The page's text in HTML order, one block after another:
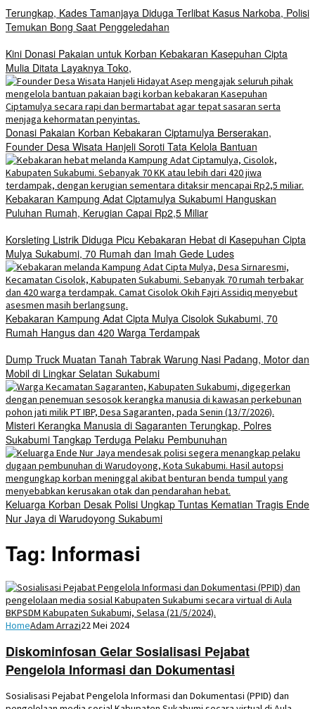
Terungkap, Kades Tamanjaya Diduga Terlibat Kasus Narkoba, Polisi
Temukan Bong Saat Penggeledahan
Kini Donasi Pakaian untuk Korban Kebakaran Kasepuhan Cipta
Mulia Ditata Layaknya Toko,
Donasi Pakaian Korban Kebakaran Ciptamulya Berserakan,
Founder Desa Wisata Hanjeli Soroti Tata Kelola Bantuan
Kebakaran Kampung Adat Ciptamulya Sukabumi Hanguskan
Puluhan Rumah, Kerugian Capai Rp2,5 Miliar
Korsleting Listrik Diduga Picu Kebakaran Hebat di Kasepuhan Cipta
Mulya Sukabumi, 70 Rumah dan Imah Gede Ludes
Kebakaran Kampung Adat Cipta Mulya Cisolok Sukabumi, 70
Rumah Hangus dan 420 Warga Terdampak
Dump Truck Muatan Tanah Tabrak Warung Nasi Padang, Motor dan
Mobil di Lingkar Selatan Sukabumi
Misteri Kerangka Manusia di Sagaranten Terungkap, Polres
Sukabumi Tangkap Terduga Pelaku Pembunuhan
Keluarga Korban Desak Polisi Ungkap Tuntas Kematian Tragis Ende
Nur Jaya di Warudoyong Sukabumi
Tag: Informasi
HomeAdam Arrazi22 Mei 2024
Diskominfosan Gelar Sosialisasi Pejabat
Pengelola Informasi dan Dokumentasi
Sosialisasi Pejabat Pengelola Informasi dan Dokumentasi (PPID) dan